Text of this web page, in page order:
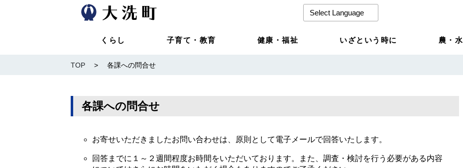
くらし 子育て・教育 健康・福祉 いざという時に 農・
TOP > 各課への問合せ
各課への問合せ
お寄せいただきましたお問い合わせは、原則として電子メールで回答いたします。
回答までに１～２週間程度お時間をいただいております。また、調査・検討を行う必要がある内容